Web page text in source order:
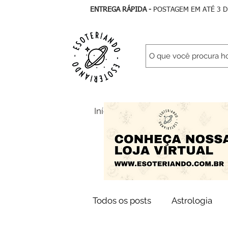
ENTREGA RÁPIDA - POSTAGEM EM ATÉ 3
Início Todos Artigos
Todos os posts Astrologia